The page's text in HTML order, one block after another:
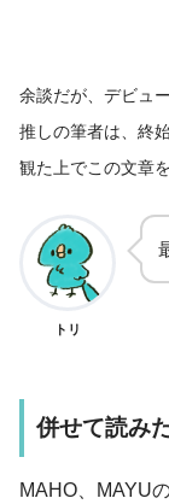
余談だが、デビュ
推しの筆者は、終
観た上でこの文章
トリ
併せて読み
MAHO、MAYU